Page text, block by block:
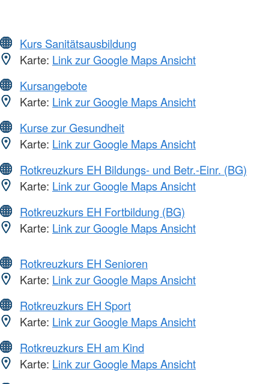
Kurs Sanitätsausbildung
Karte: Link zur Google Maps Ansicht
Kursangebote
Karte: Link zur Google Maps Ansicht
Kurse zur Gesundheit
Karte: Link zur Google Maps Ansicht
Rotkreuzkurs EH Bildungs- und Betr.-Einr. (BG)
Karte: Link zur Google Maps Ansicht
Rotkreuzkurs EH Fortbildung (BG)
Karte: Link zur Google Maps Ansicht
Rotkreuzkurs EH Senioren
Karte: Link zur Google Maps Ansicht
Rotkreuzkurs EH Sport
Karte: Link zur Google Maps Ansicht
Rotkreuzkurs EH am Kind
Karte: Link zur Google Maps Ansicht